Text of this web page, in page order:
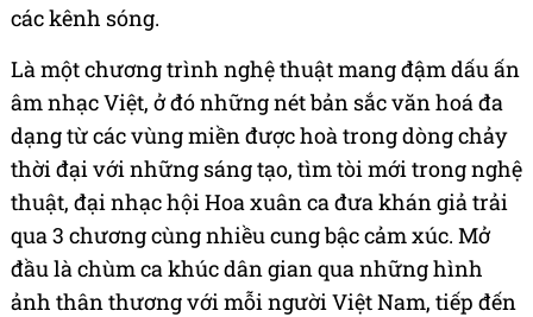
các kênh sóng.
Là một chương trình nghệ thuật mang đậm dấu ấn
âm nhạc Việt, ở đó những nét bản sắc văn hoá đa
dạng từ các vùng miền được hoà trong dòng chảy
thời đại với những sáng tạo, tìm tòi mới trong nghệ
thuật, đại nhạc hội Hoa xuân ca đưa khán giả trải
qua 3 chương cùng nhiều cung bậc cảm xúc. Mở
đầu là chùm ca khúc dân gian qua những hình
ảnh thân thương với mỗi người Việt Nam, tiếp đến